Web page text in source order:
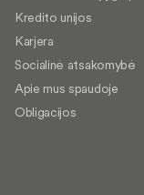
Kredito unijos
Karjera
Socialinė atsakomybė
Apie mus spaudoje
Obligacijos